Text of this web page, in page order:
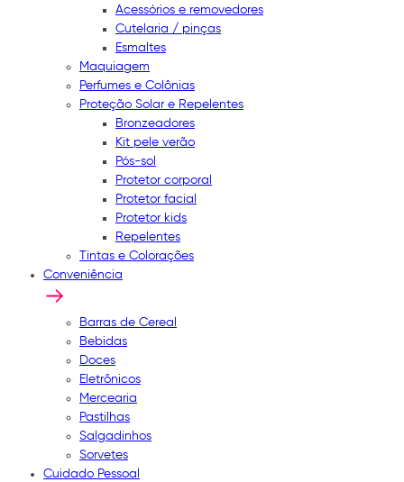
Acessórios e removedores
Cutelaria / pinças
Esmaltes
Maquiagem
Perfumes e Colônias
Proteção Solar e Repelentes
Bronzeadores
Kit pele verão
Pós-sol
Protetor corporal
Protetor facial
Protetor kids
Repelentes
Tintas e Colorações
Conveniência
Barras de Cereal
Bebidas
Doces
Eletrônicos
Mercearia
Pastilhas
Salgadinhos
Sorvetes
Cuidado Pessoal